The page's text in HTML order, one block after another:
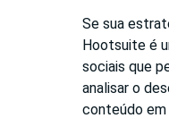
Se sua
Hootsuite é
sociais que
analisar o
conteúdo